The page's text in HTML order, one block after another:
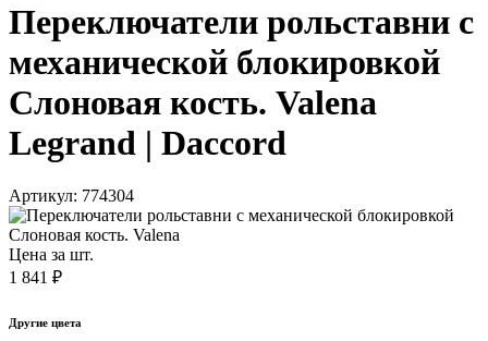
Переключатели рольставни с
механической блокировкой
Слоновая кость. Valena
Legrand | Daccord
Артикул: 774304
Цена за шт.
1 841 ₽
Другие цвета